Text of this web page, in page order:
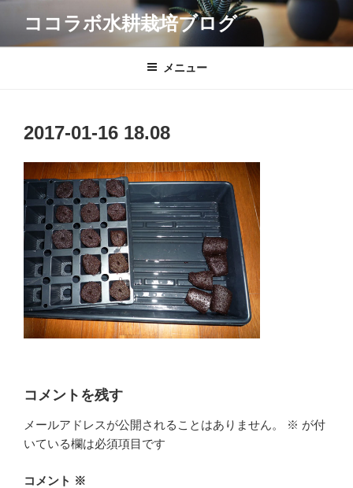
テ
ココラボ水耕栽培ブログ
メニュー
2017-01-16 18.08
コメントを残す
メールアドレスが公開されることはありません。 ※ が付
いている欄は必須項目です
コメント ※